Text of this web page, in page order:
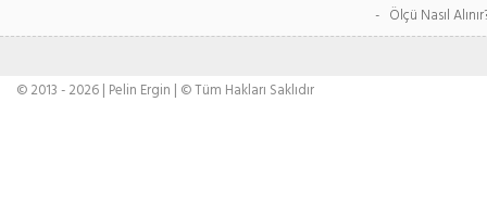
- Ölçü Nasıl
© 2013 - 2026 | Pelin Ergin | © Tüm Hakları Saklıdır